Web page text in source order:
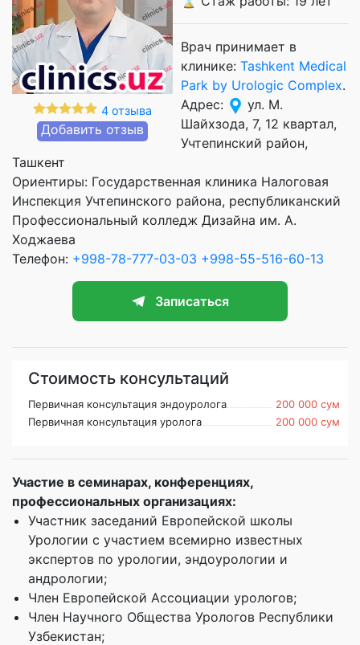
4 отзыва
Добавить отзыв
Врач принимает в
клинике: Tashkent Medical
Park by Urologic Complex.
Адрес:
ул. М.
Шайхзода, 7, 12 квартал,
Учтепинский район,
Ташкент
Ориентиры: Государственная клиника Налоговая
Инспекция Учтепинского района, республиканский
Профессиональный колледж Дизайна им. А.
Ходжаева
Телефон: +998-78-777-03-03 +998-55-516-60-13
Записаться
Стоимость консультаций
Первичная консультация эндоуролога
200 000 сум
Первичная консультация уролога
200 000 сум
Участие в семинарах, конференциях,
профессиональных организациях:
Участник заседаний Европейской школы
Урологии с участием всемирно известных
экспертов по урологии, эндоурологии и
андрологии;
Член Европейской Ассоциации урологов;
Член Научного Общества Урологов Республики
Узбекистан;